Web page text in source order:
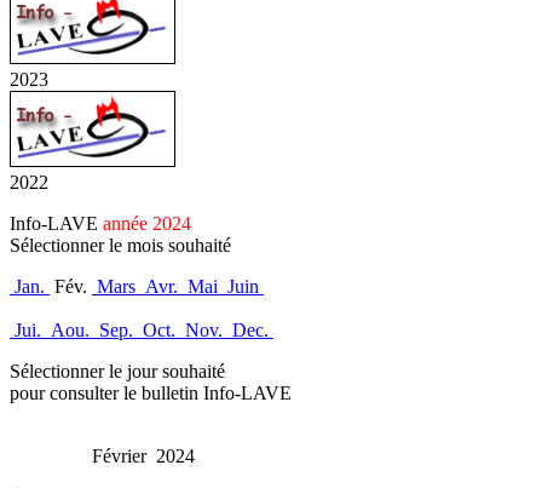
2023
2022
Info-LAVE année 2024
Sélectionner le mois souhaité
Jan. Fév. Mars Avr. Mai Juin
Jui. Aou. Sep. Oct. Nov. Dec.
Sélectionner le jour souhaité
pour consulter le bulletin Info-LAVE
Février 2024